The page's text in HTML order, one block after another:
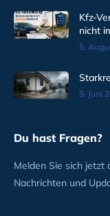
Kfz-
nicht
5.
9. Juni
Du hast Fragen?
Melden Sie sich jetzt
Nachrichten und